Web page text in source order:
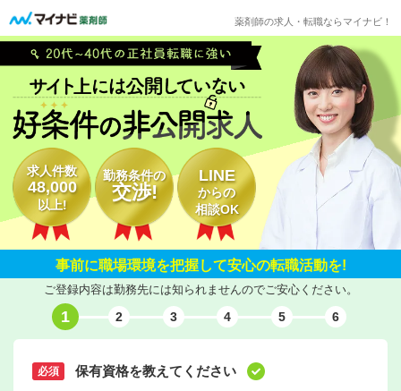
薬剤師の求人・転職ならマイナビ！
求人件数
48,000
以上!
勤務条件の
交渉!
LINE
からの
相談OK
事前に職場環境を把握して安心の転職活動を!
ご登録内容は勤務先には知られませんのでご安心ください。
1 2 3 4 5 6
必須 保有資格を教えてください